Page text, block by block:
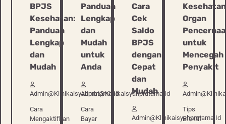
BPJS
Kesehatan:
Panduan
Lengkap
dan
Mudah
Admin@klinikaisyahpratama.id
Cara
Mengaktifkan
Panduan
Lengkap
dan
Mudah
untuk
Anda
Admin@klinikaisyahpratama.id
Cara
Bayar
Cara
Cek
Saldo
BPJS
dengan
Cepat
dan
Mudah
Admin@klinikaisyahpratama.id
Kesehatan
Organ
untuk
Mencegah
Penyakit
Tips
Efektif